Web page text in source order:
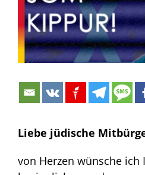
Liebe jüdische
von Herzen wünsche ich